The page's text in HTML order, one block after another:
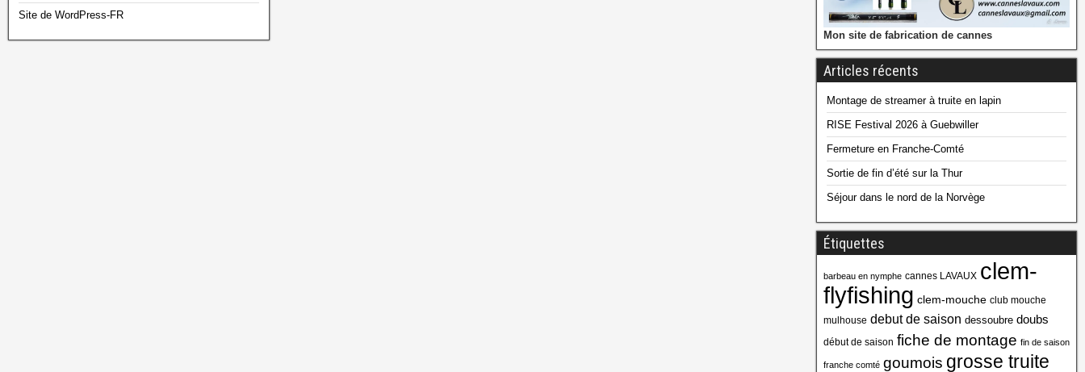
Site de WordPress-FR
Mon site de fabrication de cannes
Articles récents
Montage de streamer à truite en lapin
RISE Festival 2026 à Guebwiller
Fermeture en Franche-Comté
Sortie de fin d’été sur la Thur
Séjour dans le nord de la Norvège
Étiquettes
barbeau en nymphe cannes LAVAUX clem-
flyfishing clem-mouche club mouche
mulhouse debut de saison dessoubre doubs
début de saison fiche de montage fin de saison
franche comté goumois grosse truite